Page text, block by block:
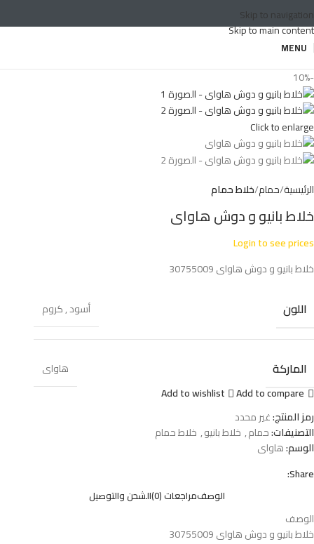
Skip to navigation
Skip to main content
MENU
-10%
Click to enlarge
الرئيسية حمام خلاط حمام
خلاط بانيو و دوش هاواى
Login to see prices
خلاط بانيو و دوش هاواى 30755009
اللون أسود,كروم
الماركة
هاواى
Add to compare
Add to wishlist
رمز المنتج:غير محدد
التصنيفات:حمام, خلاط بانيو, خلاط حمام
الوسم:هاواى
Share:
الوصفمراجعات (0) الشحن والتوصيل
الوصف
خلاط بانيو و دوش هاواى 30755009